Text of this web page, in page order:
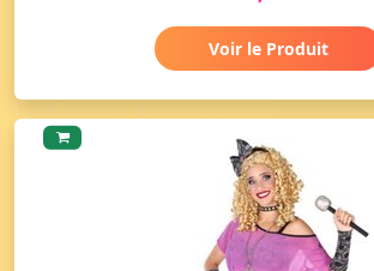
Voir le Produit